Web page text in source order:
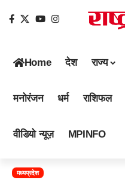
Home देश राज्य
मनोरंजन धर्म राशिफल
वीडियो न्यूज़ MPINFO
मध्यप्रदेश